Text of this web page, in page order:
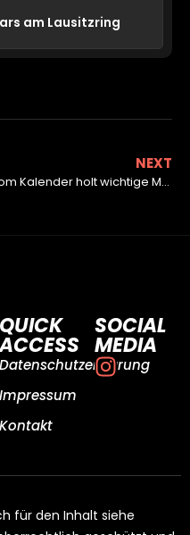
am Lausitzring
NEXT
Tom Kalender holt wichtige Meisterschaftspunkte im ADAC Kart Masters
QUICK
ACCESS
Datenschutzerklärung
Impressum
Kontakt
SOCIAL
MEDIA
für den Inhalt siehe